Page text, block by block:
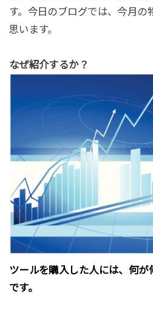
す。今日のブログでは、今月の
思います。
なぜ紹介するか？
ツールを購入した人には、何が
です。